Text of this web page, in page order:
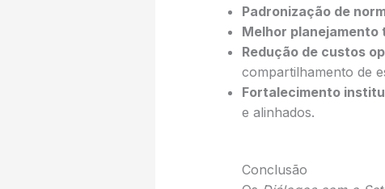
Padronização de
Melhor
Redução de custos
compartilhamento de
Fortalecimento
e alinhados.
Conclusão